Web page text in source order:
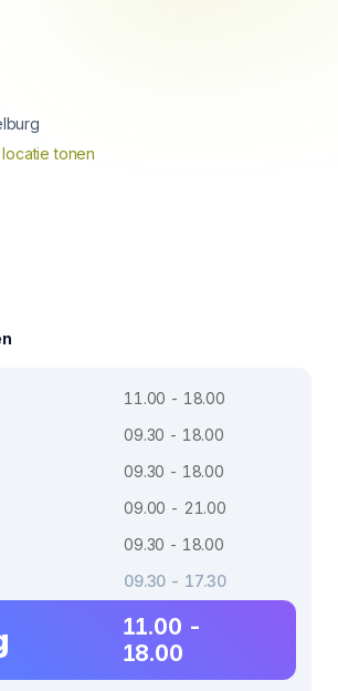
tonen
11.00 - 18.00
09.30 - 18.00
09.30 - 18.00
09.00 - 21.00
09.30 - 18.00
09.30 - 17.30
11.00 -
18.00